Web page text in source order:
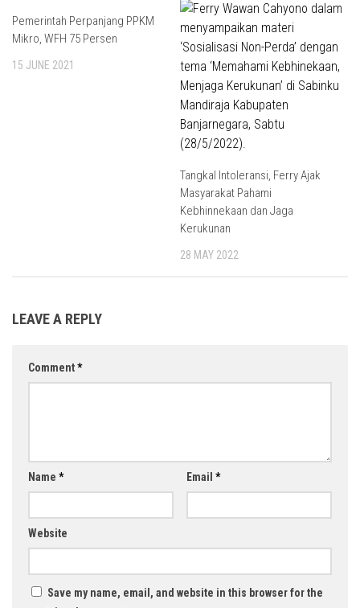
Pemerintah Perpanjang PPKM
Mikro, WFH 75 Persen
15 JUNE 2021
Tangkal Intoleransi, Ferry Ajak
Masyarakat Pahami
Kebhinnekaan dan Jaga
Kerukunan
28 MAY 2022
LEAVE A REPLY
Comment*
Name * Email *
Website
Save my name, email, and website in this browser for the